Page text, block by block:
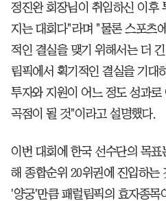
정진완 회장님이 취임하신 이후
지는 대회다"라며 "물론 스포츠
적인 결실을 맺기 위해서는 더
림픽에서 획기적인 결실을 기대
투자와 지원이 어느 정도 성과
곡점이 될 것"이라고 설명했다.
이번 대회에 한국 선수단의 목
해 종합순위 20위권에 진입하는
'양궁'만큼 패럴림픽의 효자종목